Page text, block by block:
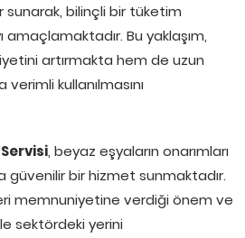
sunarak, bilinçli bir tüketim
amaçlamaktadır. Bu yaklaşım,
artırmakta hem de uzun
kullanılmasını
, beyaz eşyaların onarımları
güvenilir bir hizmet sunmaktadır.
memnuniyetine verdiği önem ve
sektördeki yerini